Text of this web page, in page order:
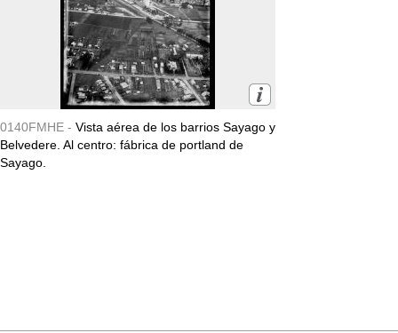
0140FMHE - Vista aérea de los barrios Sayago y
Belvedere. Al centro: fábrica de portland de
Sayago.